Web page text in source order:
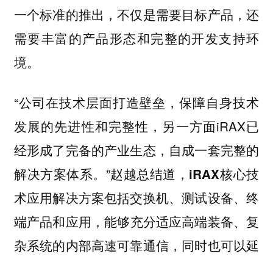
一个标准的推出，不仅是需要目标产品，还
需要丰富的产品形态和完整的开发支持环
境。
“公司在技术层面打造壁垒，保障自身技术
发展的先进性和完整性，另一方面iRAX已
经形成了完备的产业生态，自成一套完整的
解决方案体系。”赵越总结道， iRAX核心技
术应用解决方案包括交换机、测试设备、终
端产品和应用 ，能够充分适应高端装备、复
杂系统的内部高速可靠通信，同时也可以延